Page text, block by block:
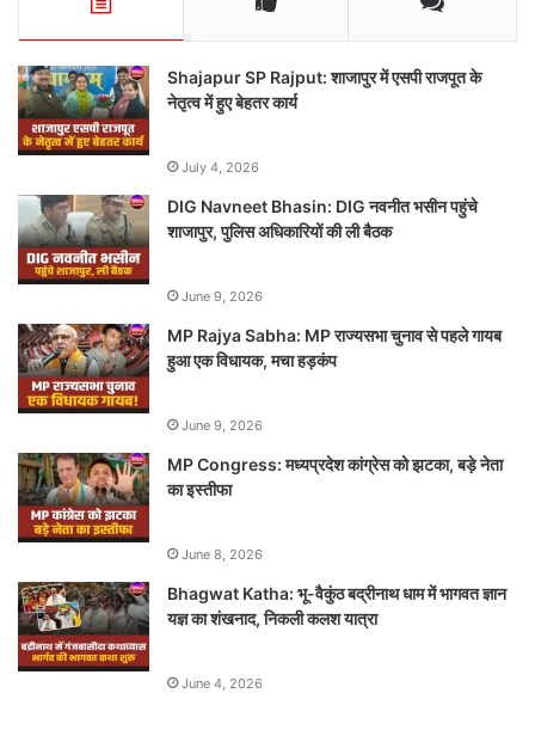
Shajapur SP Rajput: शाजापुर में एसपी राजपूत के
नेतृत्व में हुए बेहतर कार्य
July 4, 2026
DIG Navneet Bhasin: DIG नवनीत भसीन पहुंचे
शाजापुर, पुलिस अधिकारियों की ली बैठक
June 9, 2026
MP Rajya Sabha: MP राज्यसभा चुनाव से पहले गायब
हुआ एक विधायक, मचा हड़कंप
June 9, 2026
MP Congress: मध्यप्रदेश कांग्रेस को झटका, बड़े नेता
का इस्तीफा
June 8, 2026
Bhagwat Katha: भू-वैकुंठ बद्रीनाथ धाम में भागवत ज्ञान
यज्ञ का शंखनाद, निकली कलश यात्रा
June 4, 2026